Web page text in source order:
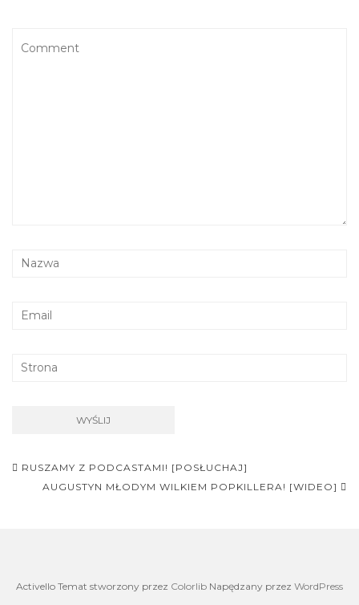
Nawigacja
postu
RUSZAMY Z PODCASTAMI! [POSŁUCHAJ]
AUGUSTYN MŁODYM WILKIEM POPKILLERA! [WIDEO]
Activello Temat stworzony przez Colorlib Napędzany przez WordPress